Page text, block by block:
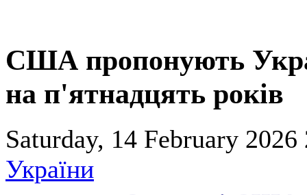
США пропонують
на п'ятнадцять років
Saturday, 14 February
України